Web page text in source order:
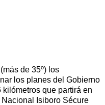
de 35º) los
los planes del Gobierno
que partirá en
Isiboro Sécure